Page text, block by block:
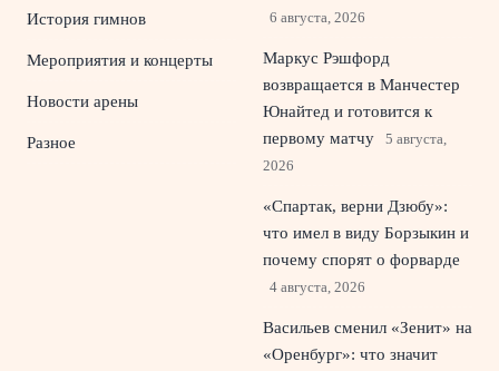
История гимнов
Мероприятия и концерты
Новости арены
Разное
6 августа, 2026
Маркус Рэшфорд
возвращается в Манчестер
Юнайтед и готовится к
первому матчу
5 августа,
2026
«Спартак, верни Дзюбу»:
что имел в виду Борзыкин и
почему спорят о форварде
4 августа, 2026
Васильев сменил «Зенит» на
«Оренбург»: что значит